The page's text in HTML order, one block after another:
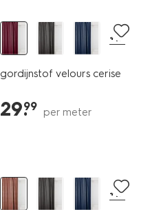
+17
gordijnstof velours cerise
29.
99 per meter
+17